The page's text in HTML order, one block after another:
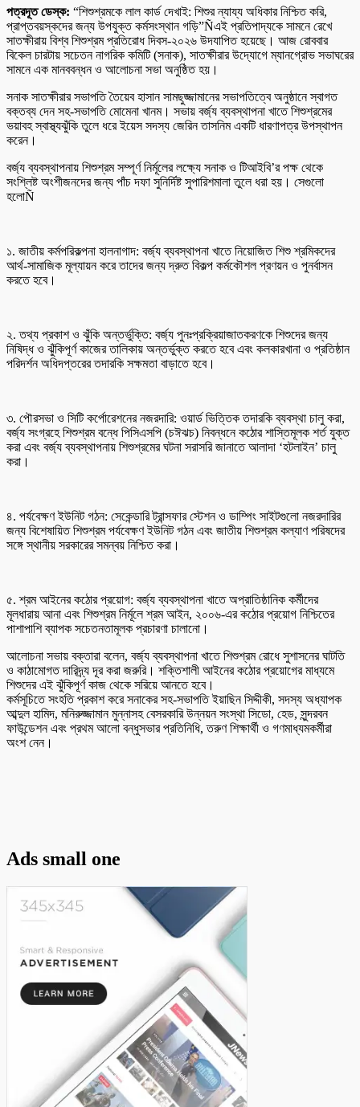
পত্রদূত ডেস্ক: “শিশুশ্রমকে লাল কার্ড দেখাই: শিশুর ন্যায্য অধিকার নিশ্চিত করি,
প্রাপ্তবয়স্কদের জন্য উপযুক্ত কর্মসংস্থান গড়ি”Ñএই প্রতিপাদ্যকে সামনে রেখে
সাতক্ষীরায় বিশ্ব শিশুশ্রম প্রতিরোধ দিবস-২০২৬ উদযাপিত হয়েছে। আজ রোববার
বিকেল চারটায় সচেতন নাগরিক কমিটি (সনাক), সাতক্ষীরার উদ্যোগে ম্যানগ্রোভ সভাঘরের
সামনে এক মানববন্ধন ও আলোচনা সভা অনুষ্ঠিত হয়।
সনাক সাতক্ষীরার সভাপতি তৈয়েব হাসান সামছুজ্জামানের সভাপতিত্বে অনুষ্ঠানে স্বাগত
বক্তব্য দেন সহ-সভাপতি মোমেনা খানম। সভায় বর্জ্য ব্যবস্থাপনা খাতে শিশুশ্রমের
ভয়াবহ স্বাস্থ্যঝুঁকি তুলে ধরে ইয়েস সদস্য জেরিন তাসনিম একটি ধারণাপত্র উপস্থাপন
করেন।
বর্জ্য ব্যবস্থাপনায় শিশুশ্রম সম্পূর্ণ নির্মূলের লক্ষ্যে সনাক ও টিআইবি’র পক্ষ থেকে
সংশ্লিষ্ট অংশীজনদের জন্য পাঁচ দফা সুনির্দিষ্ট সুপারিশমালা তুলে ধরা হয়। সেগুলো
হলোÑ
১. জাতীয় কর্মপরিকল্পনা হালনাগাদ: বর্জ্য ব্যবস্থাপনা খাতে নিয়োজিত শিশু শ্রমিকদের
আর্থ-সামাজিক মূল্যায়ন করে তাদের জন্য দ্রুত বিকল্প কর্মকৌশল প্রণয়ন ও পুনর্বাসন
করতে হবে।
২. তথ্য প্রকাশ ও ঝুঁকি অন্তর্ভুক্তি: বর্জ্য পুনঃপ্রক্রিয়াজাতকরণকে শিশুদের জন্য
নিষিদ্ধ ও ঝুঁকিপূর্ণ কাজের তালিকায় অন্তর্ভুক্ত করতে হবে এবং কলকারখানা ও প্রতিষ্ঠান
পরিদর্শন অধিদপ্তরের তদারকি সক্ষমতা বাড়াতে হবে।
৩. পৌরসভা ও সিটি কর্পোরেশনের নজরদারি: ওয়ার্ড ভিত্তিক তদারকি ব্যবস্থা চালু করা,
বর্জ্য সংগ্রহে শিশুশ্রম বন্ধে পিসিএসপি (চঈঝচ) নিবন্ধনে কঠোর শাস্তিমূলক শর্ত যুক্ত
করা এবং বর্জ্য ব্যবস্থাপনায় শিশুশ্রমের ঘটনা সরাসরি জানাতে আলাদা ‘হটলাইন’ চালু
করা।
৪. পর্যবেক্ষণ ইউনিট গঠন: সেকেন্ডারি ট্রান্সফার স্টেশন ও ডাম্পিং সাইটগুলো নজরদারির
জন্য বিশেষায়িত শিশুশ্রম পর্যবেক্ষণ ইউনিট গঠন এবং জাতীয় শিশুশ্রম কল্যাণ পরিষদের
সঙ্গে স্থানীয় সরকারের সমন্বয় নিশ্চিত করা।
৫. শ্রম আইনের কঠোর প্রয়োগ: বর্জ্য ব্যবস্থাপনা খাতে অপ্রাতিষ্ঠানিক কর্মীদের
মূলধারায় আনা এবং শিশুশ্রম নির্মূলে শ্রম আইন, ২০০৬-এর কঠোর প্রয়োগ নিশ্চিতের
পাশাপাশি ব্যাপক সচেতনতামূলক প্রচারণা চালানো।
আলোচনা সভায় বক্তারা বলেন, বর্জ্য ব্যবস্থাপনা খাতে শিশুশ্রম রোধে সুশাসনের ঘাটতি
ও কাঠামোগত দারিদ্র্য দূর করা জরুরি। শক্তিশালী আইনের কঠোর প্রয়োগের মাধ্যমে
শিশুদের এই ঝুঁকিপূর্ণ কাজ থেকে সরিয়ে আনতে হবে।
কর্মসূচিতে সংহতি প্রকাশ করে সনাকের সহ-সভাপতি ইয়াছিন সিদ্দীকী, সদস্য অধ্যাপক
আব্দুল হামিদ, মনিরুজ্জামান মুন্নাসহ বেসরকারি উন্নয়ন সংস্থা সিডো, হেড, সুন্দরবন
ফাউন্ডেশন এবং প্রথম আলো বন্ধুসভার প্রতিনিধি, তরুণ শিক্ষার্থী ও গণমাধ্যমকর্মীরা
অংশ নেন।
Ads small one